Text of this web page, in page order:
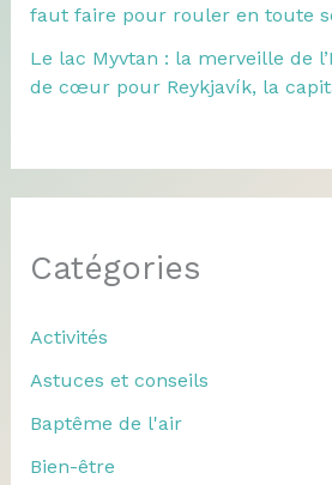
faut faire pour rouler en toute
Le lac Myvtan : la merveille de
de cœur pour Reykjavík, la
Catégories
Activités
Astuces et conseils
Baptême de l'air
Bien-être